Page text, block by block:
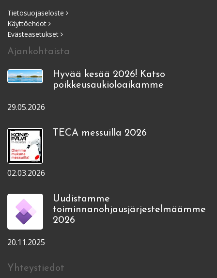
Tietosuojaseloste
Käyttöehdot
Evästeasetukset
Ajankohtaista
Hyvää kesää 2026! Katso
poikkeusaukioloaikamme
29.05.2026
TECA messuilla 2026
02.03.2026
Uudistamme
toiminnanohjausjärjestelmäämme
2026
20.11.2025
Yhteystiedot